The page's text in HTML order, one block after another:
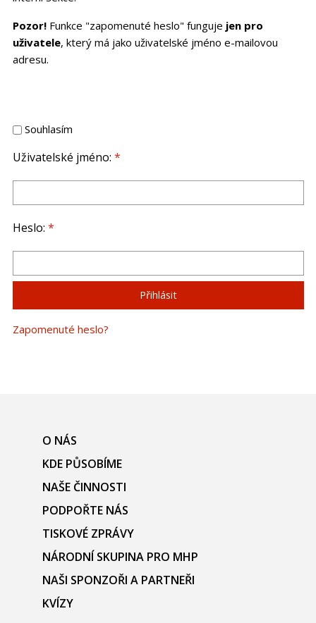
Pozor!Funkce "zapomenuté heslo" funguje jen pro
uživatele, který má jako uživatelské jméno e-mailovou
adresu.
Souhlasím
Uživatelské jméno: *
Heslo: *
Zapomenuté heslo?
O NÁS
KDE PŮSOBÍME
NAŠE ČINNOSTI
PODPOŘTE NÁS
TISKOVÉ ZPRÁVY
NÁRODNÍ SKUPINA PRO MHP
NAŠI SPONZOŘI A PARTNEŘI
KVÍZY